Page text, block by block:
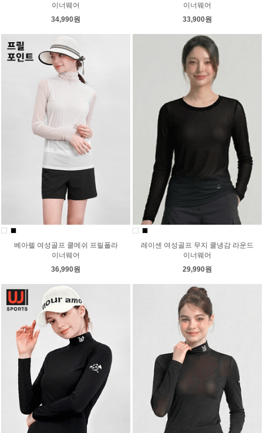
이너웨어
34,990원
이너웨어
33,900원
베아렐 여성골프 쿨메쉬 프릴폴라
이너웨어
36,990원
레이센 여성골프 무지 쿨냉감 라운드
이너웨어
29,990원